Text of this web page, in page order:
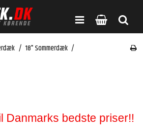
/ 18" Sommerdæk /
Danmarks bedste priser!!